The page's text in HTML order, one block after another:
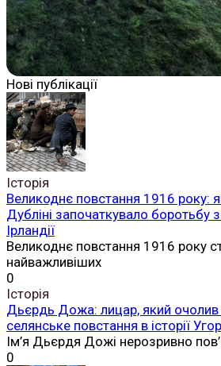
Нові публікації
Історія
Великоднє повстання 1916 року:
Дубліні започаткувало боротьбу
Ірландії
Великоднє повстання 1916 року
найважливіших
0
Історія
Дьєрдь Дожа: лицар, який очолив
селянське повстання в історії
Ім’я Дьєрдя Дожі нерозривно пов’
0